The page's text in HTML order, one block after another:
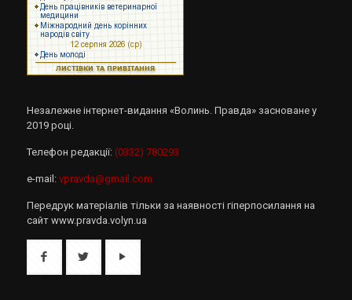
Незалежне інтернет-видання «Волинь. Правда» засноване у
2019 році.
Телефон редакції: (0332) 780293
e-mail: vpravda@gmail.com
Передрук матеріалів тільки за наявності гіперпосилання на
сайт www.pravda.volyn.ua